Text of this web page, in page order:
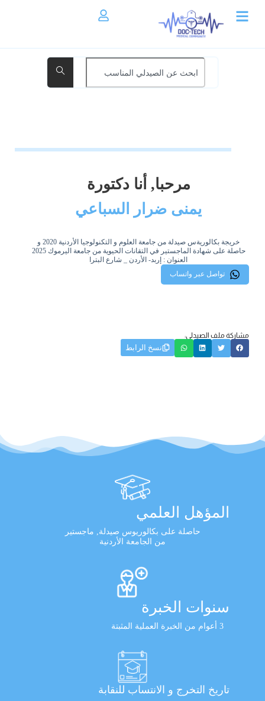
مرحبا, أنا دكتورة
يمنى ضرار السباعي
خريجة بكالوريةس صيدلة من جامعة العلوم و التكنولوجيا الأردنية 2020 و
حاصلة على شهادة الماجستير في التقانات الحيوية من جامعة اليرموك 2025
العنوان : إربد- الأردن _ شارع البترا
تواصل عبر واتساب
مشاركة ملف الصيدلي:
نسخ الرابط
المؤهل العلمي
حاصلة على بكالوريوس صيدلة, ماجستير
من الجامعة الأردنية
سنوات الخبرة
3 أعوام من الخبرة العملية المثبتة
تاريخ التخرج و الانتساب للنقابة